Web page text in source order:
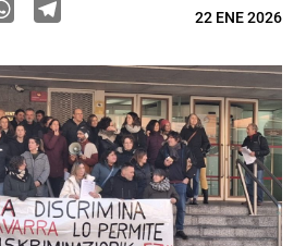
22 ENE 2026